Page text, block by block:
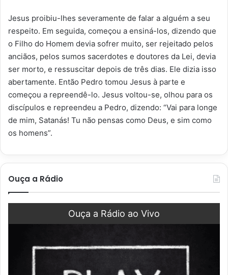
Jesus proibiu-lhes severamente de falar a alguém a seu
respeito. Em seguida, começou a ensiná-los, dizendo que
o Filho do Homem devia sofrer muito, ser rejeitado pelos
anciãos, pelos sumos sacerdotes e doutores da Lei, devia
ser morto, e ressuscitar depois de três dias. Ele dizia isso
abertamente. Então Pedro tomou Jesus à parte e
começou a repreendê-lo. Jesus voltou-se, olhou para os
discípulos e repreendeu a Pedro, dizendo: “Vai para longe
de mim, Satanás! Tu não pensas como Deus, e sim como
os homens”.
Ouça a Rádio
Ouça a Rádio ao Vivo